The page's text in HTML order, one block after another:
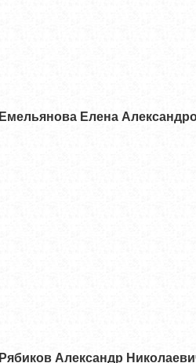
Емельянова Елена
Рябиков Александр